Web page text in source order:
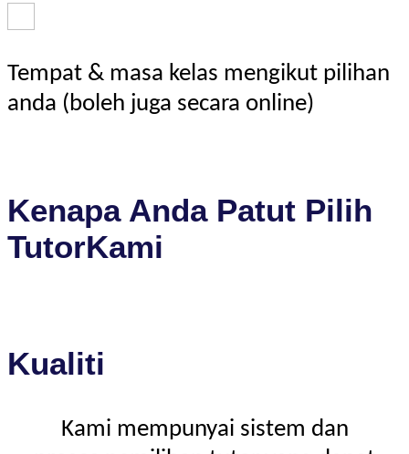
Tempat & masa kelas mengikut pilihan
anda (boleh juga secara online)
Kenapa Anda Patut Pilih
TutorKami
Kualiti
Kami mempunyai sistem dan